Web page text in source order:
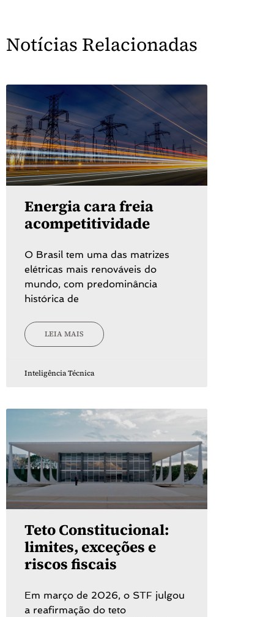
Notícias Relacionadas
Energia cara freia
acompetitividade
O Brasil tem uma das matrizes
elétricas mais renováveis do
mundo, com predominância
histórica de
LEIA MAIS
Inteligência Técnica
Teto Constitucional:
limites, exceções e
riscos fiscais
Em março de 2026, o STF julgou
a reafirmação do teto